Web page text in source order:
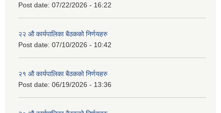
Post date: 07/22/2026 - 16:22
२२ औ कार्यपालिका बैठकको निर्णयहरु
Post date: 07/10/2026 - 10:42
२१ औ कार्यपालिका बैठकको निर्णयहरु
Post date: 06/19/2026 - 13:36